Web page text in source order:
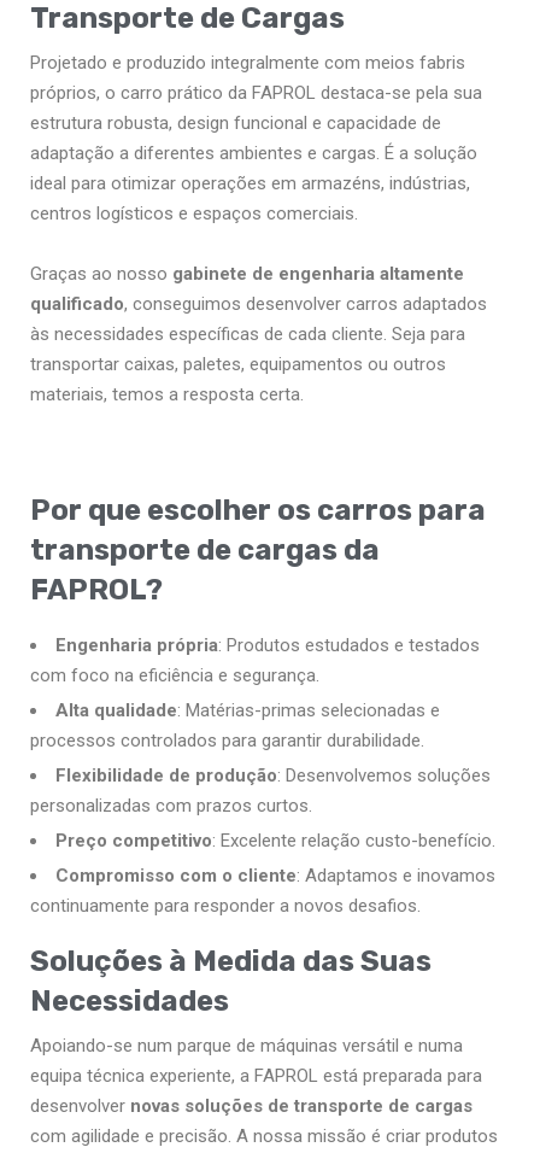
Transporte de Cargas
Projetado e produzido integralmente com meios fabris
próprios, o carro prático da FAPROL destaca-se pela sua
estrutura robusta, design funcional e capacidade de
adaptação a diferentes ambientes e cargas. É a solução
ideal para otimizar operações em armazéns, indústrias,
centros logísticos e espaços comerciais.
Graças ao nosso gabinete de engenharia altamente
qualificado, conseguimos desenvolver carros adaptados
às necessidades específicas de cada cliente. Seja para
transportar caixas, paletes, equipamentos ou outros
materiais, temos a resposta certa.
Por que escolher os carros para
transporte de cargas da
FAPROL?
Engenharia própria: Produtos estudados e testados
com foco na eficiência e segurança.
Alta qualidade: Matérias-primas selecionadas e
processos controlados para garantir durabilidade.
Flexibilidade de produção: Desenvolvemos soluções
personalizadas com prazos curtos.
Preço competitivo: Excelente relação custo-benefício.
Compromisso com o cliente: Adaptamos e inovamos
continuamente para responder a novos desafios.
Soluções à Medida das Suas
Necessidades
Apoiando-se num parque de máquinas versátil e numa
equipa técnica experiente, a FAPROL está preparada para
desenvolver novas soluções de transporte de cargas
com agilidade e precisão. A nossa missão é criar produtos